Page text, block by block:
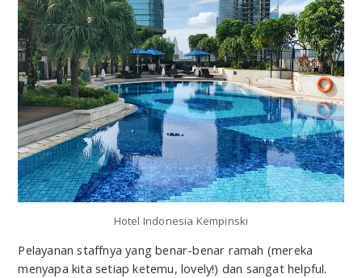
Hotel Indonesia Kempinski
Pelayanan staffnya yang benar-benar ramah (mereka
menyapa kita setiap ketemu, lovely!) dan sangat helpful.